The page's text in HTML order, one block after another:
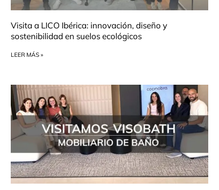
Visita a LICO Ibérica: innovación, diseño y
sostenibilidad en suelos ecológicos
LEER MÁS »